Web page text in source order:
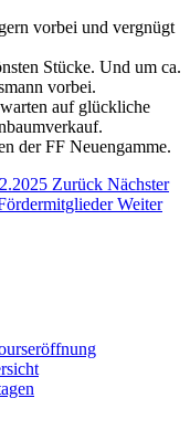
vorbei und vergnügt
Stücke. Und um ca.
vorbei.
auf glückliche
der FF Neuengamme.
Zurück Nächster
Weiter